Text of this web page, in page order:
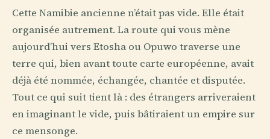
Cette Namibie ancienne n’était pas vide. Elle était
organisée autrement. La route qui vous mène
aujourd’hui vers Etosha ou Opuwo traverse une
terre qui, bien avant toute carte européenne, avait
déjà été nommée, échangée, chantée et disputée.
Tout ce qui suit tient là : des étrangers arriveraient
en imaginant le vide, puis bâtiraient un empire sur
ce mensonge.